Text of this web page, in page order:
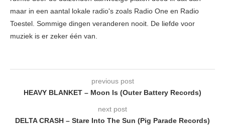
maar in een aantal lokale radio's zoals Radio One en Radio
Toestel. Sommige dingen veranderen nooit. De liefde voor
muziek is er zeker één van.
previous post
HEAVY BLANKET – Moon Is (Outer Battery Records)
next post
DELTA CRASH – Stare Into The Sun (Pig Parade Records)